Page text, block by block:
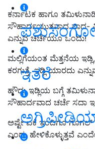
ಇತರೆ
ಕರ್ನಾಟಕ ಹಾಗೂ
ಸೌಹಾರ್ದಯುತವಾದ ವಾದ-
ಎನ್ನುವ ಚರ್ಚೆಯೂ ಒಂದು!
ಮಲ್ಲಿಗೆಯಂತ ಮೆತ್ತನೆಯ ಇಡ್ಲಿ,
ಕರಗುತ್ತೆ. ಇಡ್ಲಿ ಯಾರದು
ಹೌದು ಇಡ್ಲಿಯ ಬಗ್ಗೆ
ಸೌಹಾರ್ದವಾದ ಚರ್ಚೆ ಸದಾ
ಅಷ್ಟೇ ಏಕೆ ಇಂದಿಗೂ ಗೂಗಲ್‌
ಎಂದು ಹೇಳಿಕೊಳ್ಳುತ್ತವೆ